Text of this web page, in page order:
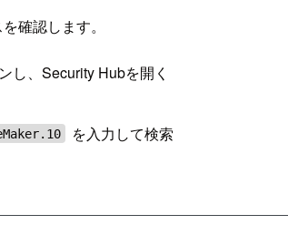
確認します。
し、Security Hubを開く
を入力して検索